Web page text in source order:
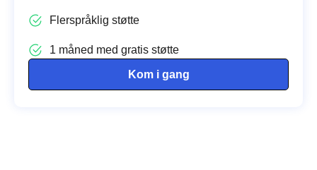
Flerspråklig støtte
1 måned med gratis støtte
Kom i gang